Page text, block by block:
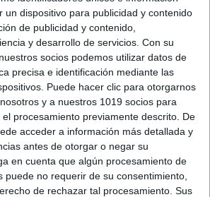
un dispositivo para publicidad y contenido
de publicidad y contenido,
y desarrollo de servicios. Con su
socios podemos utilizar datos de
precisa e identificación mediante las
Puede hacer clic para otorgarnos
y a nuestros 1019 socios para
procesamiento previamente descrito. De
acceder a información más detallada y
antes de otorgar o negar su
en cuenta que algún procesamiento de
puede no requerir de su consentimiento,
de rechazar tal procesamiento. Sus